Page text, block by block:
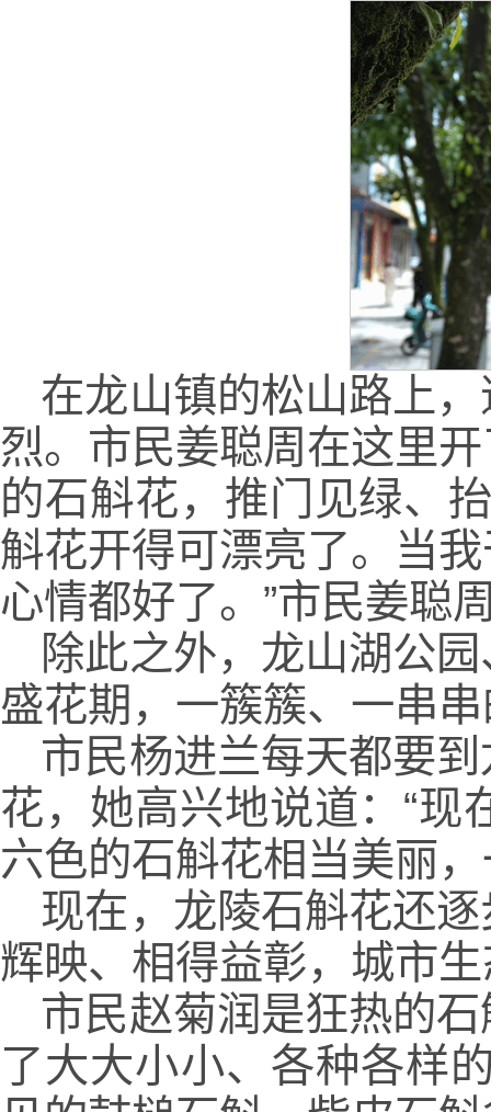
在龙山镇的松山路上
烈。市民姜聪周在这里
的石斛花，推门见绿、
斛花开得可漂亮了。当
心情都好了。”市民姜聪
除此之外，龙山湖公
盛花期，一簇簇、一串
市民杨进兰每天都要
花，她高兴地说道：“
六色的石斛花相当美丽
现在，龙陵石斛花还
辉映、相得益彰，城市
市民赵菊润是狂热的
了大大小小、各种各样